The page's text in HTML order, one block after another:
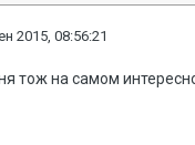
2015, 08:56:21
тож на самом